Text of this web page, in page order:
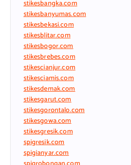
stikesbangka.com
stikesbanyumas.com
stikesbekasi.com
stikesblitar.com
stikesbogor.com
stikesbrebes.com
stikescianjur.com
stikesciamis.com
stikesdemak.com
stikesgarut.com
stikesgorontalo.com
stikesgowa.com
stikesgresik.com
spigresik.com
spigianyar.com